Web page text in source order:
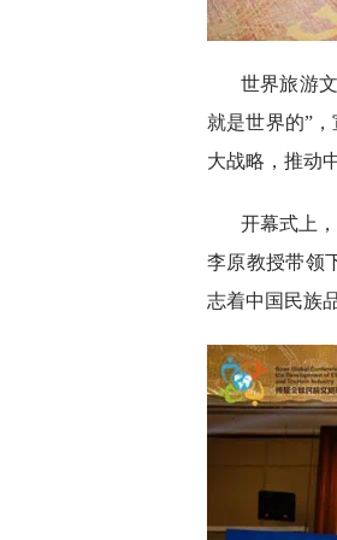
世界旅游
就是世界的”
大战略，推动
开幕式上
李原教授带领
志着中国民族